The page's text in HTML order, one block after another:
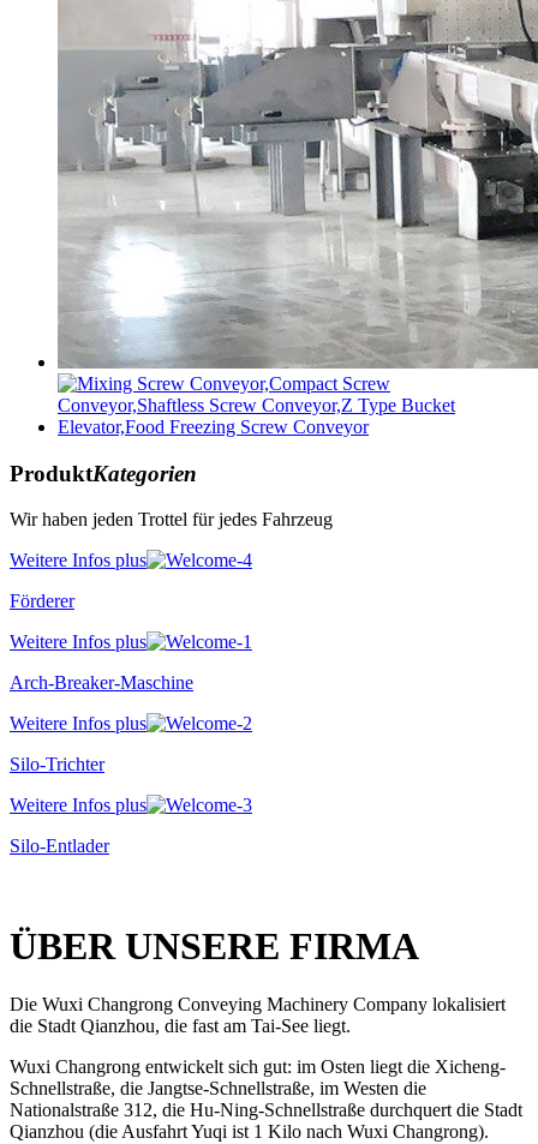
ProduktKategorien
Wir haben jeden Trottel für jedes Fahrzeug
Weitere Infos plus
Förderer
Weitere Infos plus
Arch-Breaker-Maschine
Weitere Infos plus
Silo-Trichter
Weitere Infos plus
Silo-Entlader
ÜBER UNSERE FIRMA
Die Wuxi Changrong Conveying Machinery Company lokalisiert
die Stadt Qianzhou, die fast am Tai-See liegt.
Wuxi Changrong entwickelt sich gut: im Osten liegt die Xicheng-
Schnellstraße, die Jangtse-Schnellstraße, im Westen die
Nationalstraße 312, die Hu-Ning-Schnellstraße durchquert die Stadt
Qianzhou (die Ausfahrt Yuqi ist 1 Kilo nach Wuxi Changrong).